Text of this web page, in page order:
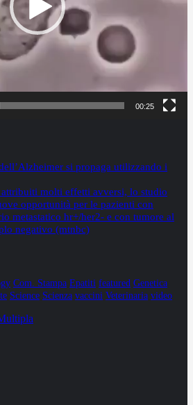
00:25
si propaga utilizzando i
molti effetti avversi, lo studio
opportunità per le pazienti con
metastatico hr+/her2- e con tumore al
negativo (mtnbc)
Com. Stampa Epatiti featured Genetica
Science Scienza vaccini Veterinaria video